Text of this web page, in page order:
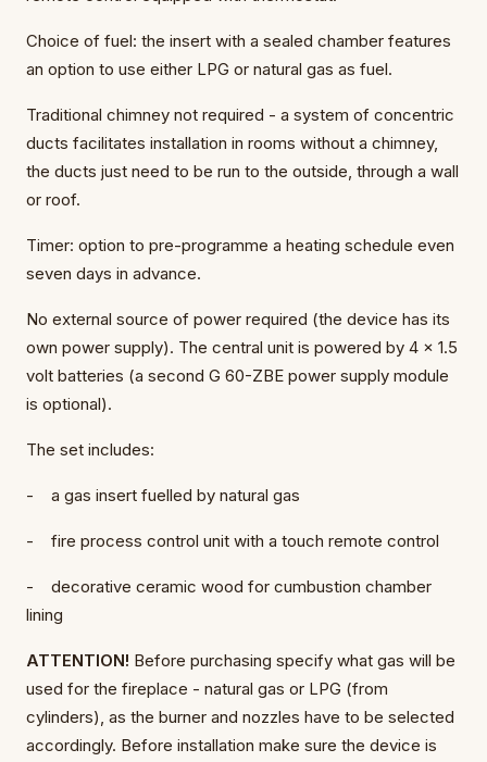
Choice of fuel: the insert with a sealed chamber features
an option to use either LPG or natural gas as fuel.
Traditional chimney not required - a system of concentric
ducts facilitates installation in rooms without a chimney,
the ducts just need to be run to the outside, through a wall
or roof.
Timer: option to pre-programme a heating schedule even
seven days in advance.
No external source of power required (the device has its
own power supply). The central unit is powered by 4 x 1.5
volt batteries (a second G 60-ZBE power supply module
is optional).
The set includes:
- a gas insert fuelled by natural gas
- fire process control unit with a touch remote control
- decorative ceramic wood for cumbustion chamber
lining
ATTENTION! Before purchasing specify what gas will be
used for the fireplace - natural gas or LPG (from
cylinders), as the burner and nozzles have to be selected
accordingly. Before installation make sure the device is